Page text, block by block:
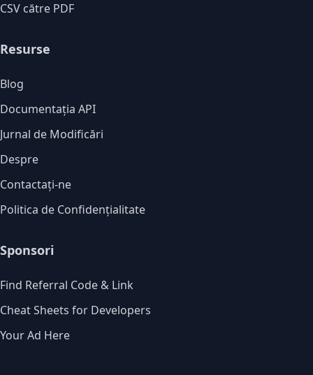
CSV către PDF
Resurse
Blog
Documentația API
Jurnal de Modificări
Despre
Contactați-ne
Politica de Confidențialitate
Sponsori
Find Referral Code & Link
Cheat Sheets for Developers
Your Ad Here